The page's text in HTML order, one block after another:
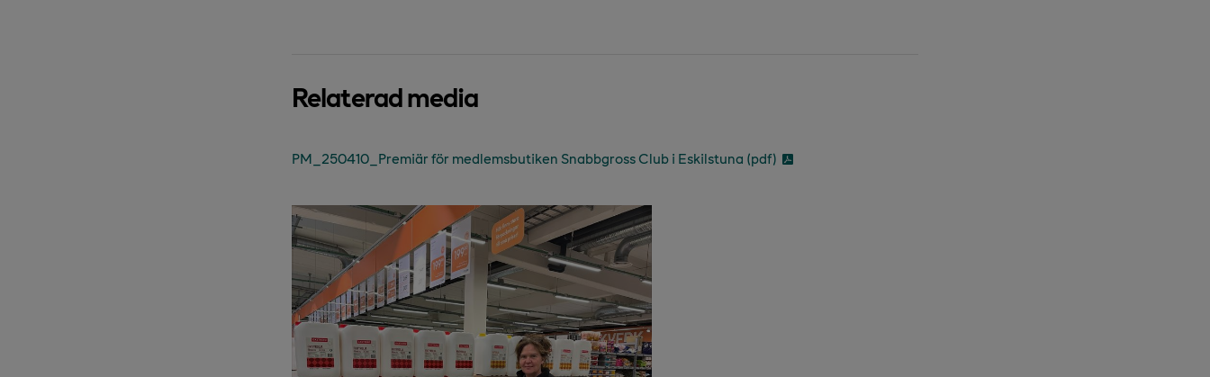
Relaterad media
PM_250410_Premiär för medlemsbutiken Snabbgross Club i Eskilstuna (pdf)